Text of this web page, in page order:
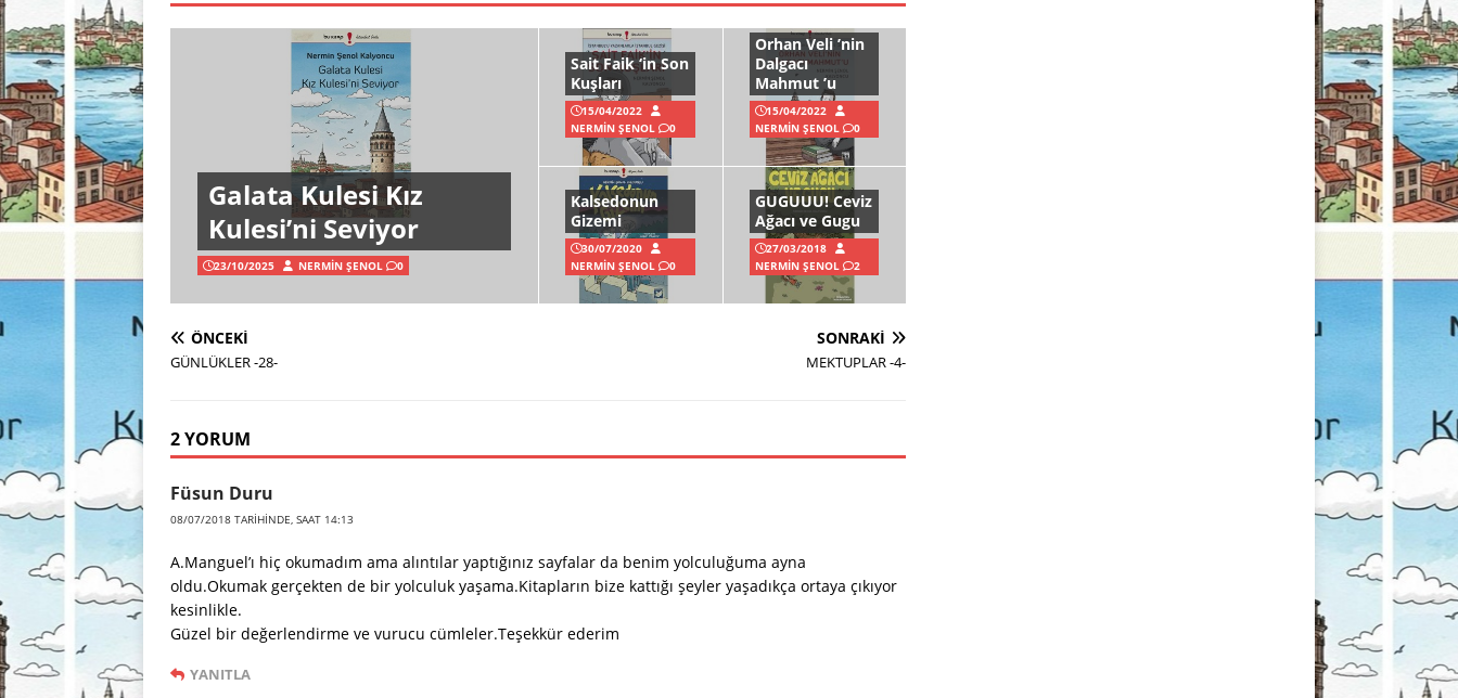
Galata Kulesi Kız
Kulesi’ni Seviyor
23/10/2025 NERMIN ŞENOL 0
Sait Faik ‘in Son
Kuşları
15/04/2022
NERMIN ŞENOL
0
Orhan Veli ’nin
Dalgacı
Mahmut ’u
15/04/2022
NERMIN ŞENOL
0
Kalsedonun
Gizemi
30/07/2020
NERMIN ŞENOL
0
GUGUUU! Ceviz
Ağacı ve Gugu
27/03/2018
NERMIN ŞENOL
2
ÖNCEKI
GÜNLÜKLER -28-
SONRAKI
MEKTUPLAR -4-
2 YORUM
Füsun Duru
08/07/2018 TARIHINDE, SAAT 14:13
A.Manguel’ı hiç okumadım ama alıntılar yaptığınız sayfalar da benim yolculuğuma ayna
oldu.Okumak gerçekten de bir yolculuk yaşama.Kitapların bize kattığı şeyler yaşadıkça ortaya çıkıyor
kesinlikle.
Güzel bir değerlendirme ve vurucu cümleler.Teşekkür ederim
YANITLA